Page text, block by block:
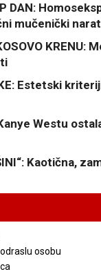
DAN:
mučenički
KRENU:
Estetski
Westu
Kaotična,
osobu